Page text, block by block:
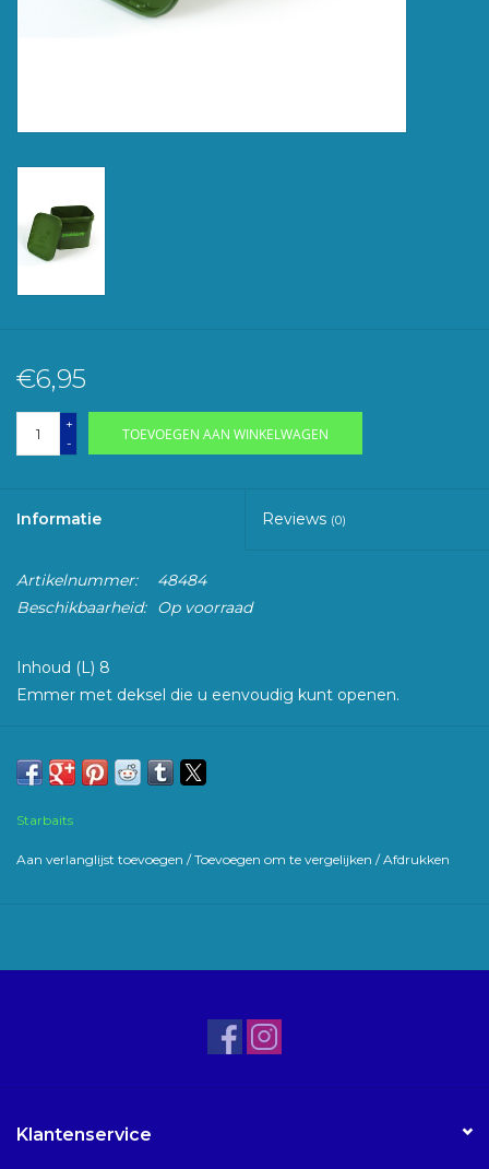
€6,95
+
-
TOEVOEGEN AAN WINKELWAGEN
Informatie Reviews (0)
Artikelnummer:
48484
Beschikbaarheid:
Op voorraad
Inhoud (L) 8
Emmer met deksel die u eenvoudig kunt openen.
Starbaits
Aan verlanglijst toevoegen /Toevoegen om te vergelijken /Afdrukken
Klantenservice